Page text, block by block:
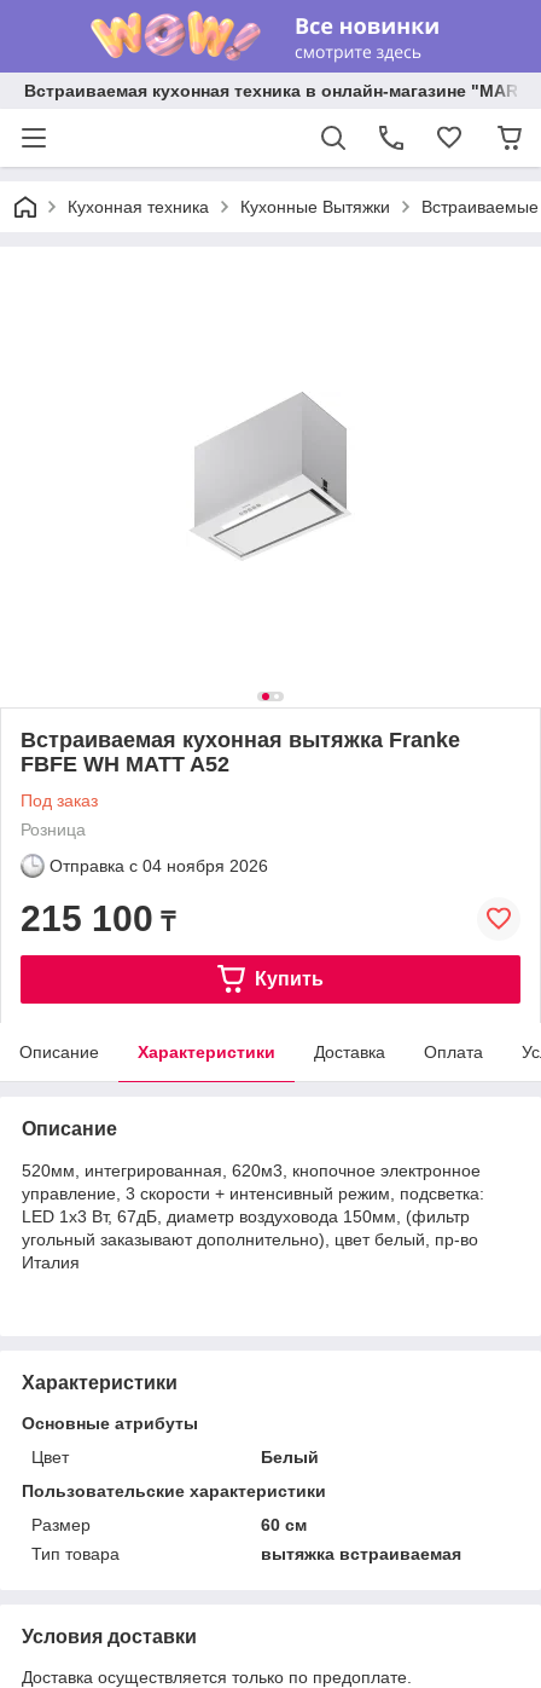
Встраиваемая кухонная техника в онлайн-магазине "MARY
Кухонная техника Кухонные Вытяжки
Встраиваемая кухонная вытяжка Franke
FBFE WH MATT A52
Под заказ
Розница
Отправка с 04 ноября 2026
215 100 ₸
Купить
Описание Характеристики Доставка Оплата
Описание
520мм, интегрированная, 620м3, кнопочное электронное
управление, 3 скорости + интенсивный режим, подсветка:
LED 1х3 Вт, 67дБ, диаметр воздуховода 150мм, (фильтр
угольный заказывают дополнительно), цвет белый, пр-во
Италия
Характеристики
Основные атрибуты
Цвет
Белый
Пользовательские характеристики
Размер
60 см
Тип товара
вытяжка встраиваемая
Условия доставки
Доставка осуществляется только по предоплате.